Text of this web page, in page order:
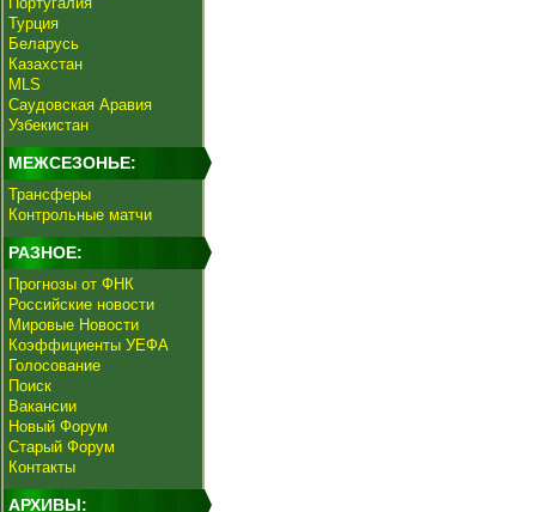
Турция
Беларусь
Казахстан
MLS
Саудовская Аравия
Узбекистан
МЕЖСЕЗОНЬЕ:
Трансферы
Контрольные матчи
РАЗНОЕ:
Прогнозы от ФНК
Российские новости
Мировые Новости
Коэффициенты УЕФА
Голосование
Поиск
Вакансии
Новый Форум
Старый Форум
Контакты
АРХИВЫ: